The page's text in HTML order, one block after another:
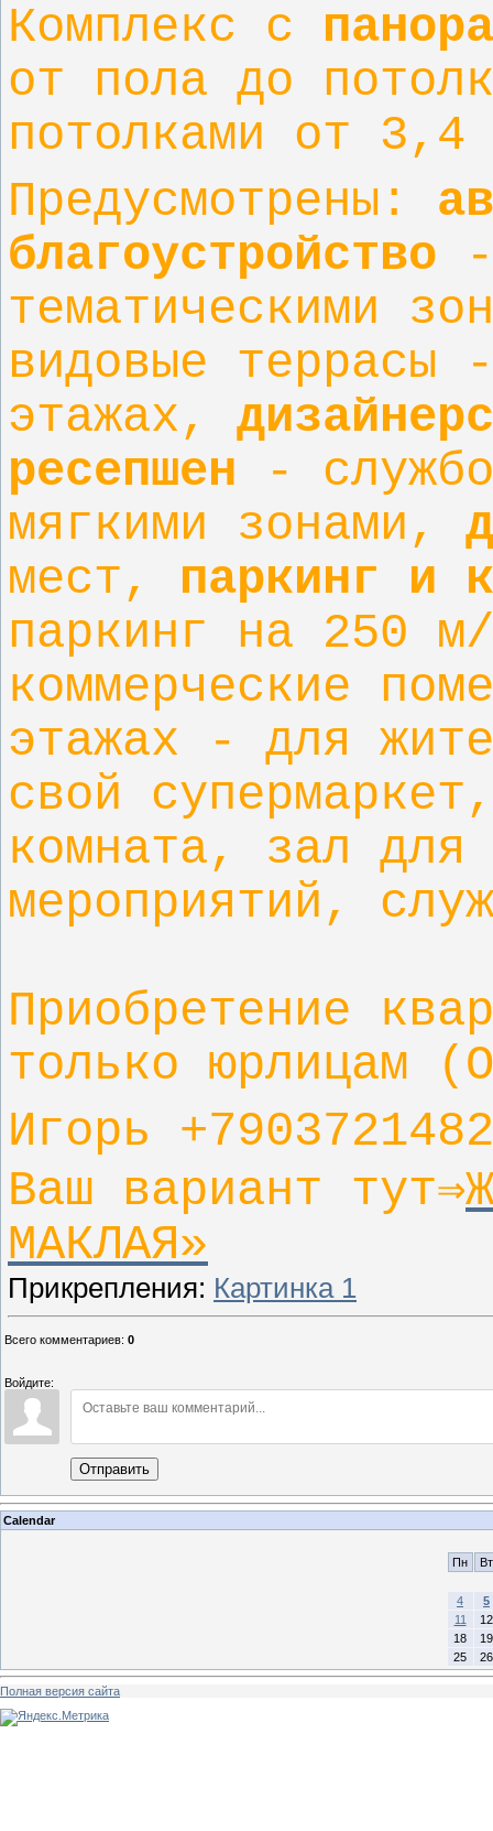
Комплекс с
от пола до
потолками от
Предусмотрены:
благоустройство
тематическими
видовые
этажах,
ресепшен -
мягкими зонами,
мест, паркинг и
паркинг на 250
коммерческие
этажах - для
свой
комната, зал для
мероприятий,
Приобретение
только юрлицам
Игорь
Ваш вариант тут⇒
МАКЛАЯ»
Прикрепления: Картинка 1
Всего комментариев: 0
Войдите:
Отправить
Calendar
Пн Вт
4
5
11
12
18
19
25
26
Полная версия сайта